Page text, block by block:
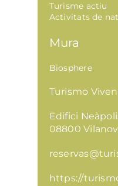
Turisme actiu
Activitats de
Mura
Biosphere
Turismo
Edifici
08800
https://